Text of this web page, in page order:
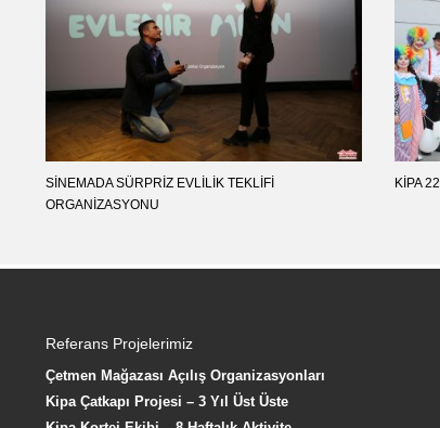
SINEMADA SÜRPRIZ EVLILIK TEKLIFI
ORGANIZASYONU
KIPA
Referans Projelerimiz
Çetmen Mağazası Açılış Organizasyonları
Kipa Çatkapı Projesi – 3 Yıl Üst Üste